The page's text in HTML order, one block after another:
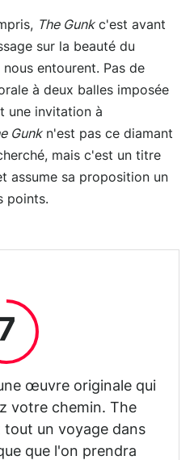
The Gunkc'est avant
sur la beauté du
entourent. Pas de
à deux balles imposée
une invitation à
Gunkn'est pas ce diamant
mais c'est un titre
assume sa proposition un
points.
œuvre originale qui
votre chemin. The
tout un voyage dans
que l'on prendra